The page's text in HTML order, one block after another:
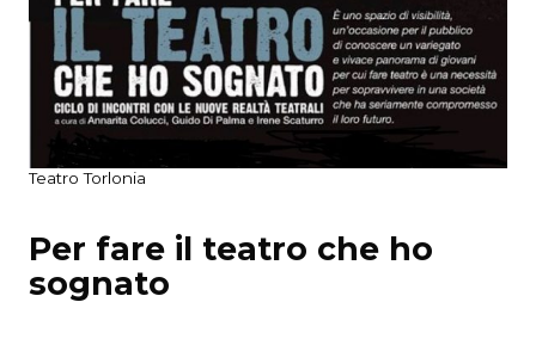
Teatro Torlonia
Per fare il teatro che ho
sognato